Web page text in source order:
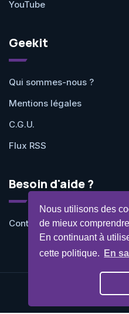
Nous utilisons des
de mieux
En continuant à
cette politique.
En
YouTube
Geekit
Qui sommes-nous ?
Mentions légales
C.G.U.
Flux RSS
Besoin d'aide ?
Contactez-nous
©Geekit 2026 -